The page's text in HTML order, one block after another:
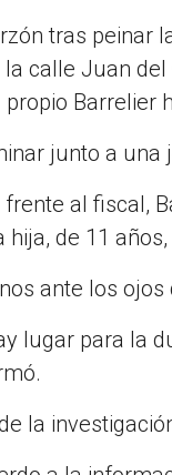
tras peinar
calle Juan
Barrelier
junto a una
al fiscal,
de 11
ante los ojos
lugar para la
la